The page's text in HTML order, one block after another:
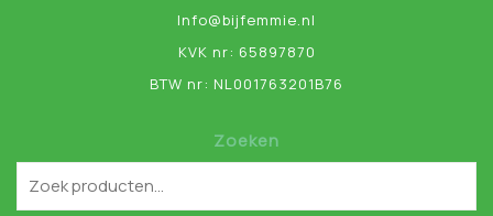
Info@bijfemmie.nl
KVK nr: 65897870
BTW nr: NL001763201B76
Zoeken